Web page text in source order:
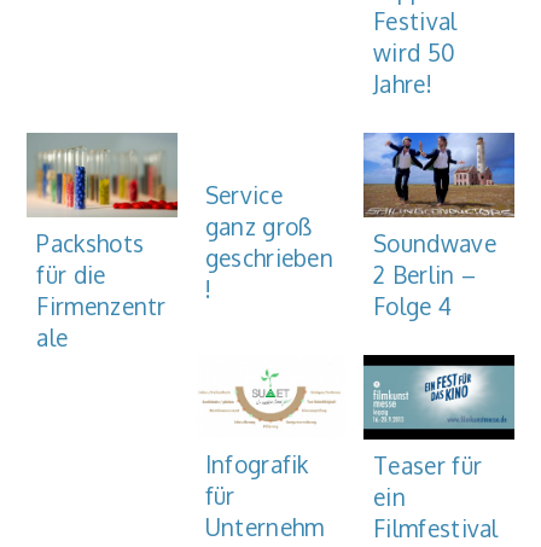
Festival
wird 50
Jahre!
Packshots
für die
Firmenzentr
ale
Service
ganz groß
geschrieben
!
Soundwave
2 Berlin –
Folge 4
Infografik
für
Unternehm
Teaser für
ein
Filmfestival